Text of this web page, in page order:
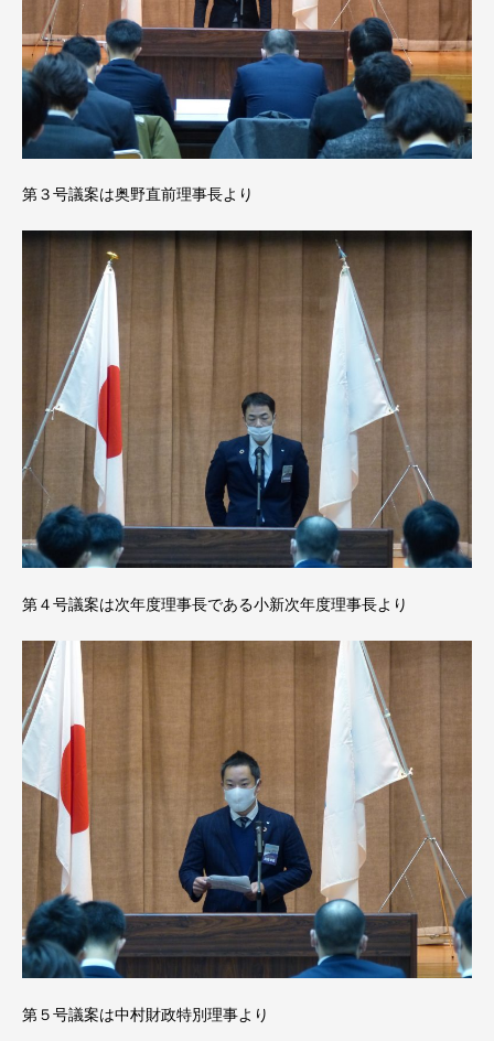
第３号議案は奥野直前理事長より
第４号議案は次年度理事長である小新次年度理事長より
第５号議案は中村財政特別理事より